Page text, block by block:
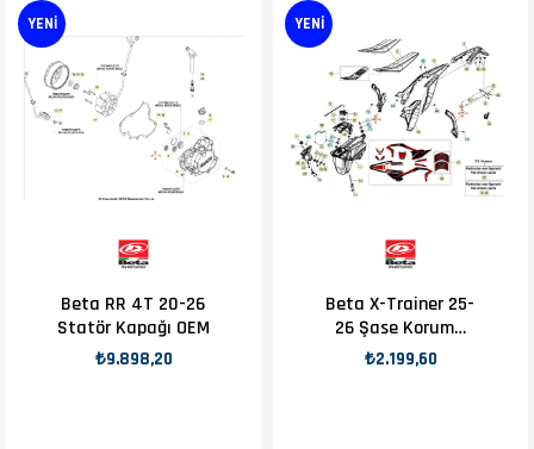
Beta RR 4T 20-26
Statör Kapağı OEM
₺9.898,20
YENI
Beta X-Trainer 25-
26 Şase Koruma
Kırmızı OEM
₺2.199,60
YENI